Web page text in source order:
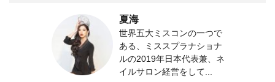
夏海
世界五大ミスコンの一つで
ある、ミススプラナショナ
ルの2019年日本代表兼、ネ
イルサロン経営をして...